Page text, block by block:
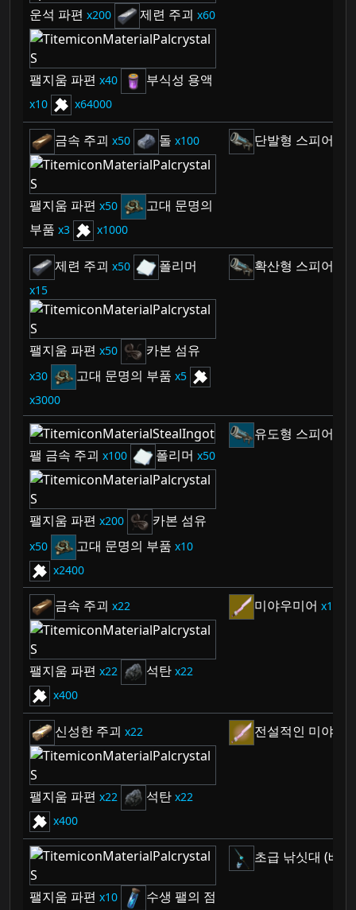
운석 파편 200 제련 주괴 60
팰지움 파편 40 부식성 용액
10 64000
금속 주괴 50 돌 100
팰지움 파편 50
고대 문명의
부품
3 1000
단발형 스피어 발
제련 주괴 50 폴리머
15
팰지움 파편 50 카본 섬유
30 고대 문명의 부품
5
3000
확산형 스피어 발
팰 금속 주괴 100 폴리머 50
팰지움 파편 200 카본 섬유
50 고대 문명의 부품
10
2400
유도형 스피어 발
금속 주괴 22
팰지움 파편 22 석탄 22
400
미야우미어 1
신성한 주괴 22
팰지움 파편 22 석탄 22
400
전설적인 미야우
팰지움 파편 10
수생 팰의 점
초급 낚싯대 (베